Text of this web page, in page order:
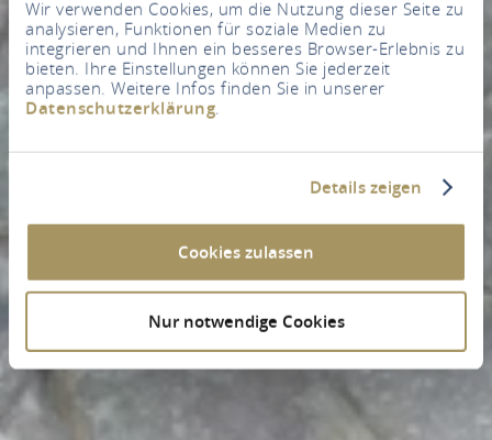
Wir verwenden Cookies, um die Nutzung dieser Seite zu
analysieren, Funktionen für soziale Medien zu
integrieren und Ihnen ein besseres Browser-Erlebnis zu
bieten. Ihre Einstellungen können Sie jederzeit
anpassen. Weitere Infos finden Sie in unserer
Datenschutzerklärung.
Details zeigen
Cookies zulassen
Nur notwendige Cookies